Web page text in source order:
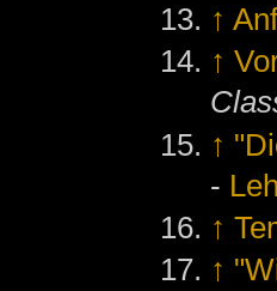
↑
↑
↑
-
↑
↑